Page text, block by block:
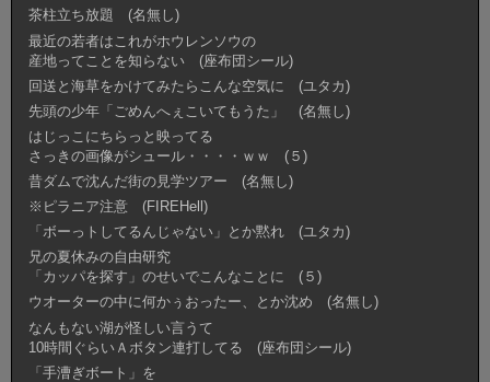
茶柱立ち放題 (名無し)
最近の若者はこれがホウレンソウの
産地ってことを知らない (座布団シール)
回送と海草をかけてみたらこんな空気に (ユタカ)
先頭の少年「ごめんへぇこいてもうた」 (名無し)
はじっこにちらっと映ってる
さっきの画像がシュール・・・・ｗｗ (５)
昔ダムで沈んだ街の見学ツアー (名無し)
※ピラニア注意 (FIREHell)
「ボーっトしてるんじゃない」とか黙れ (ユタカ)
兄の夏休みの自由研究
「カッパを探す」のせいでこんなことに (５)
ウオーターの中に何かぅおったー、とか沈め (名無し)
なんもない湖が怪しい言うて
10時間ぐらいＡボタン連打してる (座布団シール)
「手漕ぎボート」を